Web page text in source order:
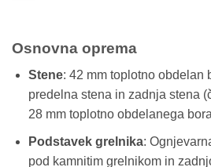
Osnovna oprema
Stene: 42 mm toplotno obdelan
predelna stena in zadnja stena
28 mm toplotno obdelanega
Podstavek grelnika:
pod kamnitim grelnikom in